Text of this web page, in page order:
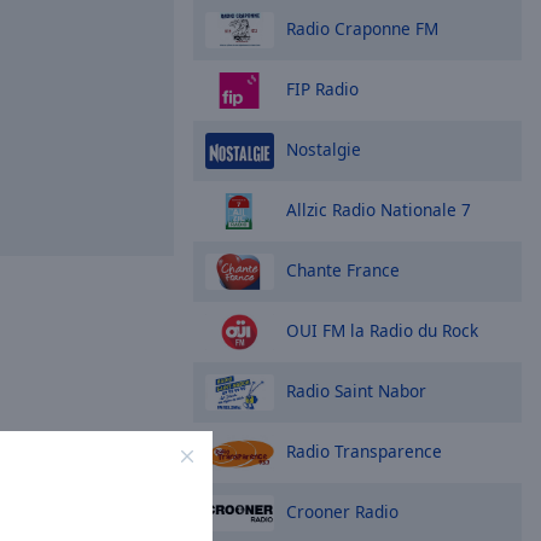
Radio Craponne FM
FIP Radio
Nostalgie
Allzic Radio Nationale 7
Chante France
OUI FM la Radio du Rock
Radio Saint Nabor
Radio Transparence
Crooner Radio